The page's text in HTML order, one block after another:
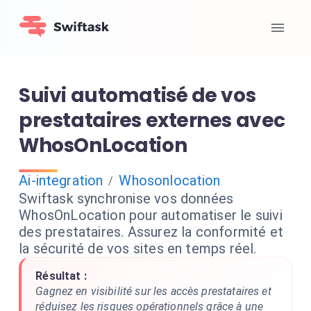
Suivi automatisé de vos
prestataires externes avec
WhosOnLocation
Ai-integration / Whosonlocation
Swiftask synchronise vos données
WhosOnLocation pour automatiser le suivi
des prestataires. Assurez la conformité et
la sécurité de vos sites en temps réel.
Résultat :
Gagnez en visibilité sur les accès prestataires et
réduisez les risques opérationnels grâce à une